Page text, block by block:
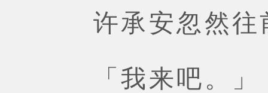
许承安忽然往
「我来吧。」